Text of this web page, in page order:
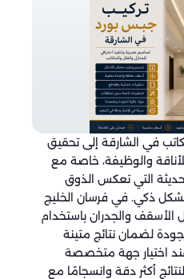
في الشارقة إلى تحقيق
والوظيفة، خاصة مع
التي تعكس الذوق
ذكي. في فرسان الخليج
الأسقف والجدران باستخدام
لضمان نتائج متينة
اختيار جهة متخصصة
أكثر دقة وانسجامًا مع